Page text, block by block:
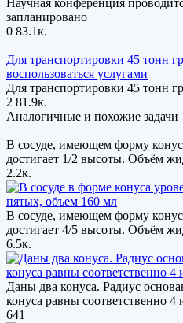
Научная конференция
запланировано
0 83.1к.
Для транспортировки 45 тонн
воспользоваться услугами
Для транспортировки 45 тонн
2 81.9к.
Аналогичные и похожие задачи
В сосуде, имеющем форму
достигает 1/2 высоты. Объём
2.2к.
В сосуде, имеющем форму
достигает 4/5 высоты. Объём
6.5к.
Даны два конуса. Радиус
конуса равны соответственно
641